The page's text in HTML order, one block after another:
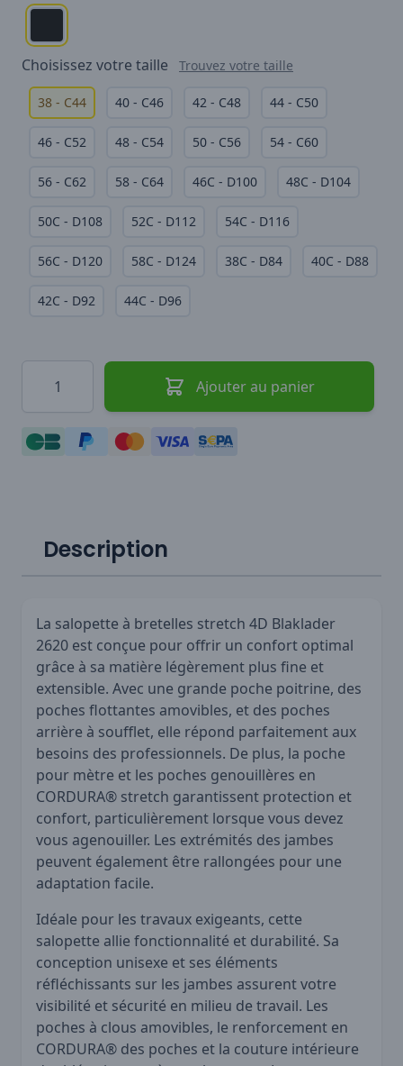
Choisissez votre taille Trouvez votre taille
38 - C44 40 - C46 42 - C48 44 - C50
46 - C52 48 - C54 50 - C56 54 - C60
56 - C62 58 - C64 46C - D100 48C - D104
50C - D108 52C - D112 54C - D116
56C - D120 58C - D124 38C - D84 40C - D88
42C - D92 44C - D96
Ajouter au panier
Description
La salopette à bretelles stretch 4D Blaklader
2620 est conçue pour offrir un confort optimal
grâce à sa matière légèrement plus fine et
extensible. Avec une grande poche poitrine, des
poches flottantes amovibles, et des poches
arrière à soufflet, elle répond parfaitement aux
besoins des professionnels. De plus, la poche
pour mètre et les poches genouillères en
CORDURA® stretch garantissent protection et
confort, particulièrement lorsque vous devez
vous agenouiller. Les extrémités des jambes
peuvent également être rallongées pour une
adaptation facile.
Idéale pour les travaux exigeants, cette
salopette allie fonctionnalité et durabilité. Sa
conception unisexe et ses éléments
réfléchissants sur les jambes assurent votre
visibilité et sécurité en milieu de travail. Les
poches à clous amovibles, le renforcement en
CORDURA® des poches et la couture intérieure